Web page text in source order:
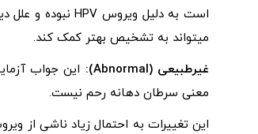
است به دلیل ویروس HPV نبوده و علل دیگری مانند بارداری، یائسگی یا عفونت میتواند مسبب آن باشد. در این شرایط
میتواند به تشخیص بهتر کمک کند.
غیرطبیعی (Abnormal
): این جواب
معنی سرطان دهانه رحم نیست.